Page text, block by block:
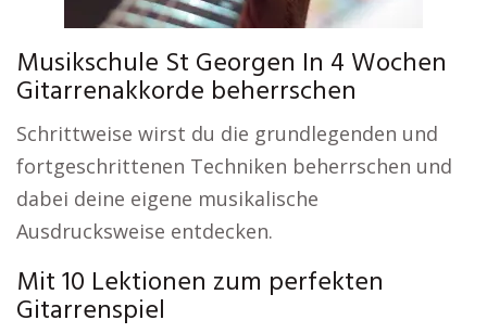
Musikschule St Georgen In 4 Wochen
Gitarrenakkorde beherrschen
Schrittweise wirst du die grundlegenden und
fortgeschrittenen Techniken beherrschen und
dabei deine eigene musikalische
Ausdrucksweise entdecken.
Mit 10 Lektionen zum perfekten
Gitarrenspiel